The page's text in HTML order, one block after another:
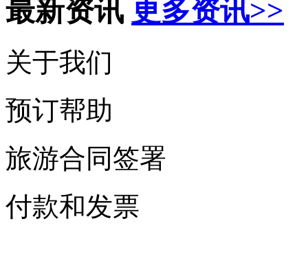
最新资讯 更多资讯>>
关于我们
预订帮助
旅游合同签署
付款和发票